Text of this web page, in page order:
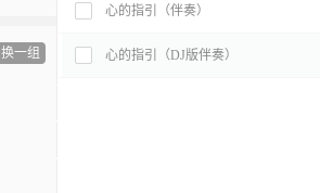
换一组
心的指引（伴奏）
心的指引（DJ版伴奏）